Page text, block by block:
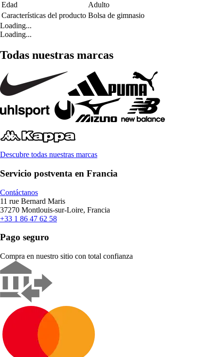
Edad
Adulto
Características del producto Bolsa de gimnasio
Loading...
Loading...
Todas nuestras marcas
Descubre todas nuestras marcas
Servicio postventa en Francia
Contáctanos
11 rue Bernard Maris
37270 Montlouis-sur-Loire, Francia
+33 1 86 47 62 58
Pago seguro
Compra en nuestro sitio con total confianza